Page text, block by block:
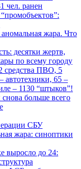
чел. ранен
жара. Что
десятки жертв,
по всему городу
средства ПВО, 5
автотехники, 65 –
– 1130 “штыков”!
больше всего
СБУ
жара: синоптики
выросло до 24: